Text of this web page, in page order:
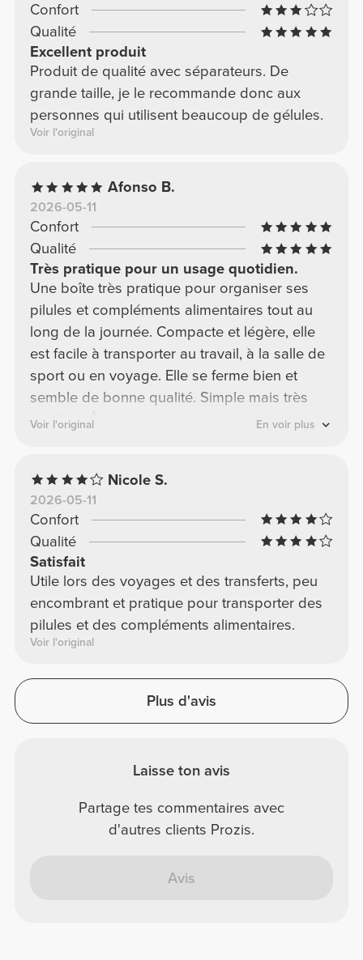
Confort
Qualité
Excellent produit
Produit de qualité avec séparateurs. De
grande taille, je le recommande donc aux
personnes qui utilisent beaucoup de gélules.
Voir l'original
Afonso B.
2026-05-11
Confort
Qualité
Très pratique pour un usage quotidien.
Une boîte très pratique pour organiser ses
pilules et compléments alimentaires tout au
long de la journée. Compacte et légère, elle
est facile à transporter au travail, à la salle de
sport ou en voyage. Elle se ferme bien et
semble de bonne qualité. Simple mais très
pratique 👍
Voir l'original En voir plus
Nicole S.
2026-05-11
Confort
Qualité
Satisfait
Utile lors des voyages et des transferts, peu
encombrant et pratique pour transporter des
pilules et des compléments alimentaires.
Voir l'original
Plus d'avis
Laisse ton avis
Partage tes commentaires avec
d'autres clients Prozis.
Avis